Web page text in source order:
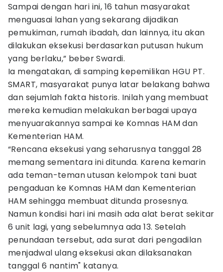
Sampai dengan hari ini, 16 tahun masyarakat
menguasai lahan yang sekarang dijadikan
pemukiman, rumah ibadah, dan lainnya, itu akan
dilakukan eksekusi berdasarkan putusan hukum
yang berlaku,” beber Swardi.
Ia mengatakan, di samping kepemilikan HGU PT.
SMART, masyarakat punya latar belakang bahwa
dan sejumlah fakta historis. Inilah yang membuat
mereka kemudian melakukan berbagai upaya
menyuarakannya sampai ke Komnas HAM dan
Kementerian HAM.
“Rencana eksekusi yang seharusnya tanggal 28
memang sementara ini ditunda. Karena kemarin
ada teman-teman utusan kelompok tani buat
pengaduan ke Komnas HAM dan Kementerian
HAM sehingga membuat ditunda prosesnya.
Namun kondisi hari ini masih ada alat berat sekitar
6 unit lagi, yang sebelumnya ada 13. Setelah
penundaan tersebut, ada surat dari pengadilan
menjadwal ulang eksekusi akan dilaksanakan
tanggal 6 nantim" katanya.